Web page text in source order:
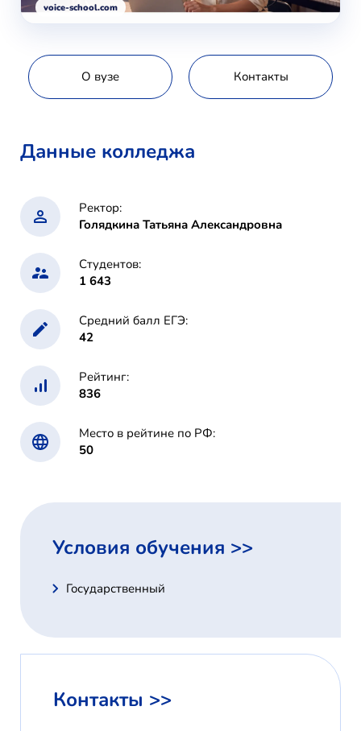
voice-school.com
О вузе Контакты
Данные колледжа
Ректор:
Голядкина Татьяна Александровна
Студентов:
1 643
Средний балл ЕГЭ:
42
Рейтинг:
836
Место в рейтине по РФ:
50
Условия обучения >>
Государственный
Контакты >>